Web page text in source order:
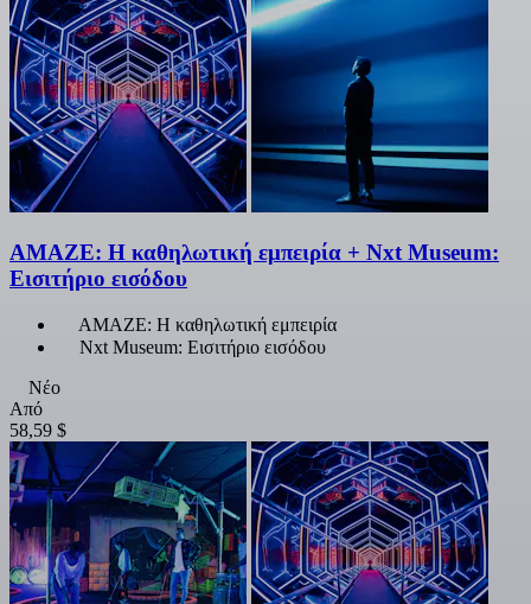
AMAZE: Η καθηλωτική εμπειρία + Nxt Museum:
Εισιτήριο εισόδου
AMAZE: Η καθηλωτική εμπειρία
Nxt Museum: Εισιτήριο εισόδου
Νέο
Από
58,59 $